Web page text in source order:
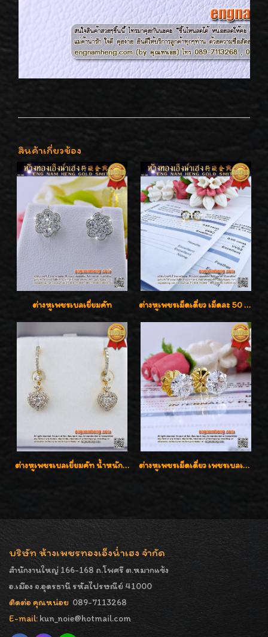
สินค้าเกี่ยวข้อง
ต่างหูเพชรเบลเยี่ยมคัท ต่างหูเพชรเม็ดเดี่ยว เม็ดละ 50 สตางค์ คู่ละ 1 กะรัต เพชรเบลเยี่ยมคัท น้ำ 98 F-Color/ VVS2 / 3EX พร้อมใบเซอร์สถาบัน GIA มาตรฐานสากลค่ะ
ต่างหูเพชรเบลเยี่ยมคัท น้ำหนักเพชร 0.99 กะรัต ต่างหูห้อยตุ้งติ้งหัวใจสวยน่ารักใส่ได้ทุกวันค่ะ ต่างหูเพชรเม็ดเดี่ยว เพชรเบลเยี่ยมคัท น้ำ 96 H-Color/IF & VVS2/3EX น้ำหนักเพชรรวม 1.83 กะรัต พร้อมใบเซอร์ LAB GIA & HRD เพชรสวยปิ๊ง ราคาขายส่งค่ะ
บริษัท ห้างเพชรทองเอ็งน่ำเฮง จำกัด
สำนักงานใหญ่ 166-168 ถ.โพศรี ต.หมากแข้ง
อ.เมือง จ.อุดรธานี รหัสไปรษณีย์ 41000
ติดต่อ คุณหน่อย 089-7113268
E-mail: kun_noie@hotmail.com